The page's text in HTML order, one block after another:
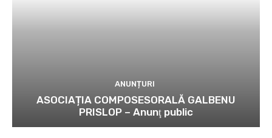
ANUNȚURI
ASOCIAȚIA COMPOSESORALĂ GALBENU
PRISLOP – Anunţ public